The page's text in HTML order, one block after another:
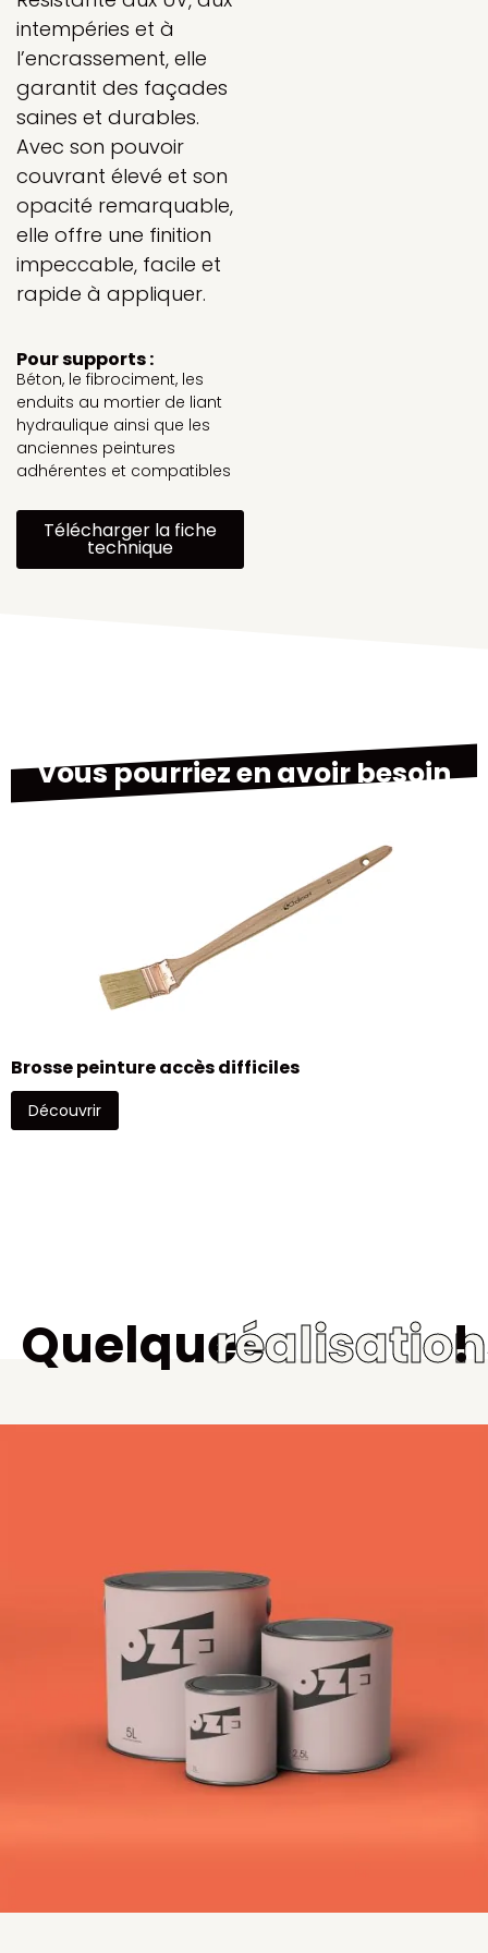
intempéries et à
l’encrassement, elle
garantit des façades
saines et durables.
Avec son pouvoir
couvrant élevé et son
opacité remarquable,
elle offre une finition
impeccable, facile et
rapide à appliquer.
Pour supports :
Béton, le fibrociment, les
enduits au mortier de liant
hydraulique ainsi que les
anciennes peintures
adhérentes et compatibles
Télécharger la fiche
technique
Vous pourriez en avoir besoin
Brosse peinture accès difficiles
Découvrir
Quelques !